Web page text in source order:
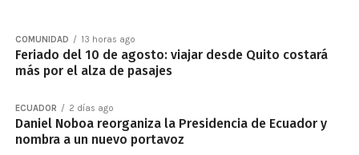
COMUNIDAD 13 horas ago
Feriado del 10 de agosto: viajar desde Quito costará
más por el alza de pasajes
ECUADOR 2 días ago
Daniel Noboa reorganiza la Presidencia de Ecuador y
nombra a un nuevo portavoz